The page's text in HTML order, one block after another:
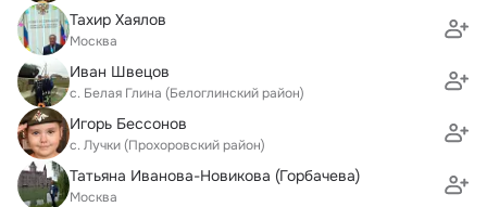
Тахир Хаялов
Москва
Иван Швецов
с. Белая Глина (Белоглинский район)
Игорь Бессонов
с. Лучки (Прохоровский район)
Татьяна Иванова-Новикова (Горбачева)
Москва